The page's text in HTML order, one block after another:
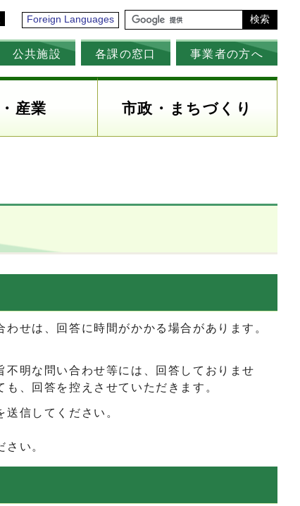
Foreign Languages 検索
公共施設 各課の窓口 事業者の方へ
産業 市政・まちづくり
せは、回答に時間がかかる場合があります。
明な問い合わせ等には、回答しておりませ
、回答を控えさせていただきます。
信してください。
い。